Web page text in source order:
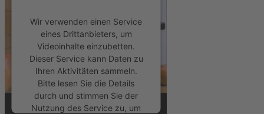
Wir verwenden einen Service
eines Drittanbieters, um
Videoinhalte einzubetten.
Dieser Service kann Daten zu
Ihren Aktivitäten sammeln.
Bitte lesen Sie die Details
durch und stimmen Sie der
Nutzung des Service zu, um